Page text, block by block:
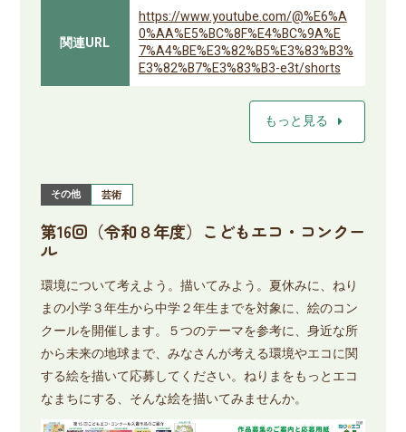
関連URL
https://www.youtube.com/@%E6%A
0%AA%E5%BC%8F%E4%BC%9A%E
7%A4%BE%E3%82%B5%E3%83%B3%
E3%82%B7%E3%83%B3-e3t/shorts
もっと見る arrow_right
その他 芸術
第16回（令和８年度）こどもエコ・コンクー
ル
環境について考えよう。描いてみよう。夏休みに、ねり
まの小学３年生から中学２年生までを対象に、絵のコン
クールを開催します。５つのテーマを参考に、身近な所
から未来の地球まで、みなさんが考える環境やエコに関
する絵を描いて応募してください。ねりまをもっとエコ
なまちにする、そんな絵を描いてみませんか。